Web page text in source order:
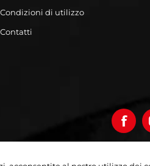
Condizioni di utilizzo
Contatti